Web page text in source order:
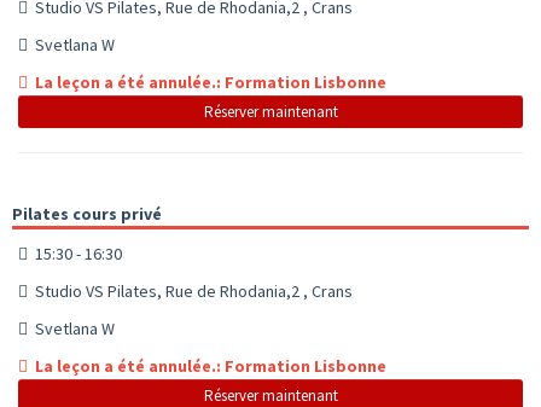
Studio VS Pilates, Rue de Rhodania,2 , Crans
Svetlana W
La leçon a été annulée.: Formation Lisbonne
Réserver maintenant
Pilates cours privé
15:30 - 16:30
Studio VS Pilates, Rue de Rhodania,2 , Crans
Svetlana W
La leçon a été annulée.: Formation Lisbonne
Réserver maintenant